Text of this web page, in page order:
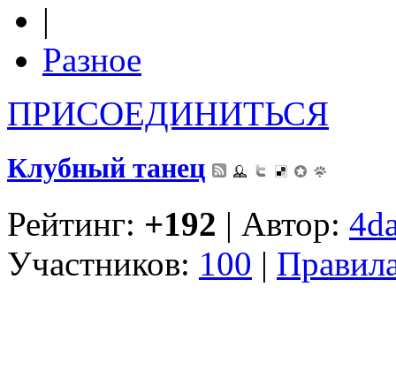
|
Разное
ПРИСОЕДИНИТЬСЯ
Клубный танец
Рейтинг: +192 | Автор:
Участников: 100 |